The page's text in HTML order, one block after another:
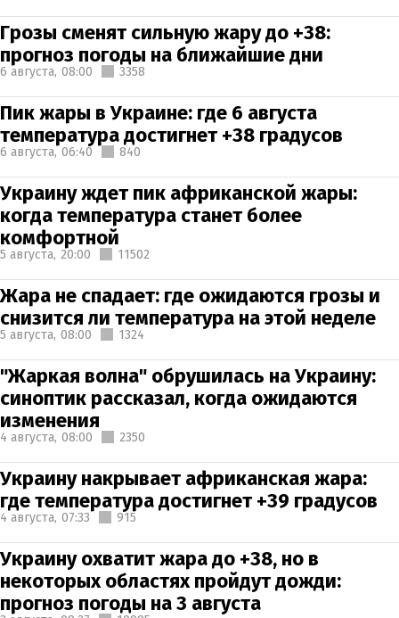
Грозы сменят сильную жару до +38:
прогноз погоды на ближайшие дни
6 августа, 08:00 3358
Пик жары в Украине: где 6 августа
температура достигнет +38 градусов
6 августа, 06:40 840
Украину ждет пик африканской жары:
когда температура станет более
комфортной
5 августа, 20:00 11502
Жара не спадает: где ожидаются грозы и
снизится ли температура на этой неделе
5 августа, 08:00 1324
"Жаркая волна" обрушилась на Украину:
синоптик рассказал, когда ожидаются
изменения
4 августа, 08:00 2350
Украину накрывает африканская жара:
где температура достигнет +39 градусов
4 августа, 07:33 915
Украину охватит жара до +38, но в
некоторых областях пройдут дожди:
прогноз погоды на 3 августа